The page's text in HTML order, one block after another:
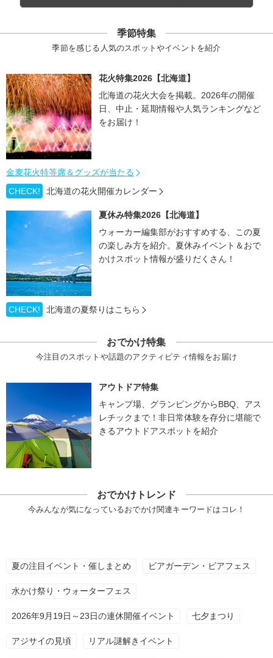
季節特集
季節を感じる人気のスポットやイベントを紹介
花火特集2026【北海道】
北海道の花火大会を掲載。2026年の開催
日、中止・延期情報や人気ランキングなど
をお届け！
金麦花火特等席＆グッズが当たる
CHECK!
北海道の花火開催カレンダー
夏休み特集2026【北海道】
ウォーカー編集部がおすすめする、この夏
の楽しみ方を紹介。夏休みイベント＆おで
かけスポット情報が盛りだくさん！
CHECK! 北海道の夏祭りはこちら
おでかけ特集
今注目のスポットや話題のアクティビティ情報をお届け
アウトドア特集
キャンプ場、グランピングからBBQ、アス
レチックまで！非日常体験を存分に堪能で
きるアウトドアスポットを紹介
おでかけトレンド
今みんなが気になっているおでかけ関連キーワードはコレ！
夏の注目イベント・催しまとめ ビアガーデン・ビアフェス
水かけ祭り・ウォーターフェス
2026年9月19日～23日の連休開催イベント 七夕まつり
アジサイの見頃 リアル謎解きイベント